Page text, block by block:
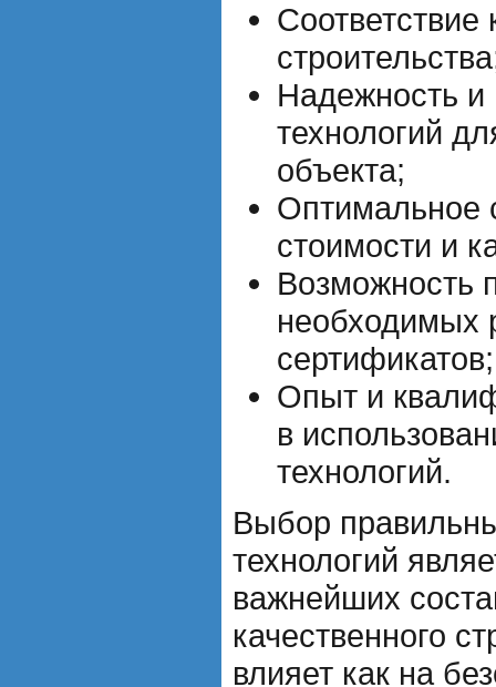
Надежность
технологий
объекта;
Оптимальное
стоимости и
Возможность
необходимых
сертификатов;
Опыт и
в
технологий.
Выбор
технологий
важнейших
качественного
влияет как на